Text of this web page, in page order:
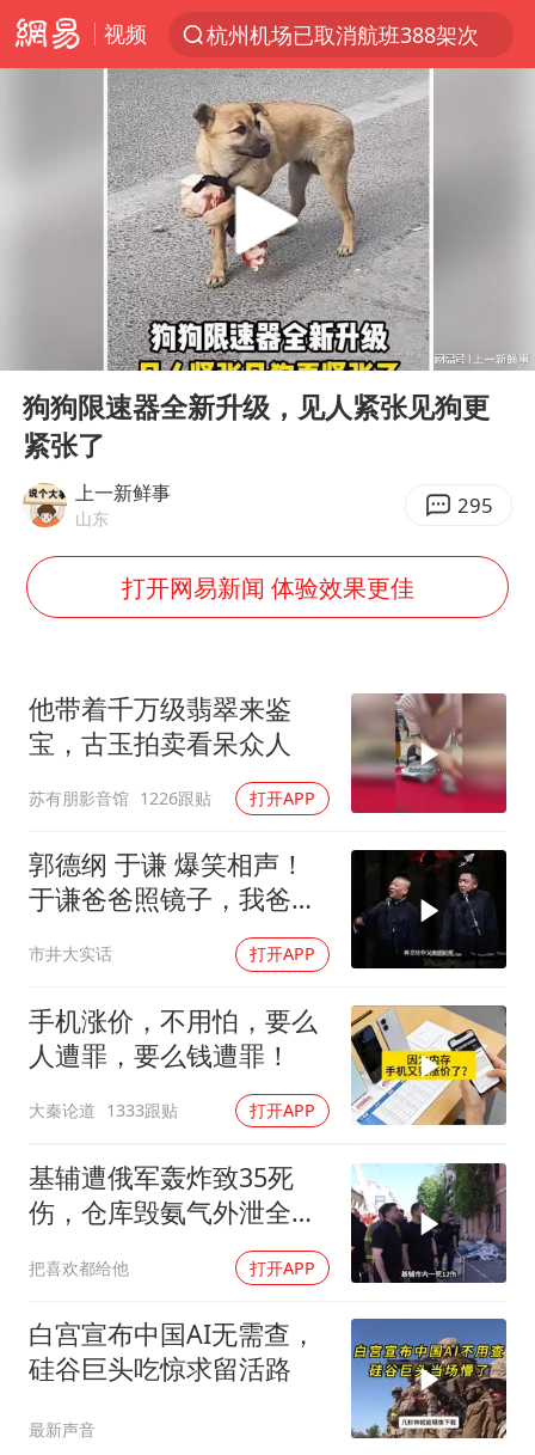
视频
上半年我国经营主体结构持续优化
《披荆斩棘2026》阵容官宣
白海豚北上或致京津冀暴雨
美将每月供乌爱国者拦截导弹
《龙餐馆》 冲奖
世界第1特鲁姆普斯诺克中国赛一轮游
上门女婿出轨女邻居多年被判重婚罪
香港刷新1884年以来最高气温纪录
国足U17与阿森纳决赛取消 并列冠军
构建更高水平的全民健身公共服务体系
景区回应“麦积山石窟看完需2000元”
曹颖儿子首次演长剧
以军士兵把枪口对准中国记者
Play
狗狗限速器全新升级，见人紧张见狗更
紧张了
上一新鲜事
山东 295
打开网易新闻 体验效果更佳
他带着千万级翡翠来鉴
宝，古玉拍卖看呆众人
苏有朋影音馆 1226跟贴 打开APP
郭德纲 于谦 爆笑相声！
于谦爸爸照镜子，我爸爸
东方不败呀，两口子长反
了
市井大实话 打开APP
手机涨价，不用怕，要么
人遭罪，要么钱遭罪！
大秦论道 1333跟贴 打开APP
基辅遭俄军轰炸致35死
伤，仓库毁氨气外泄全城
把喜欢都给他 打开APP
白宫宣布中国AI无需查，
硅谷巨头吃惊求留活路
最新声音